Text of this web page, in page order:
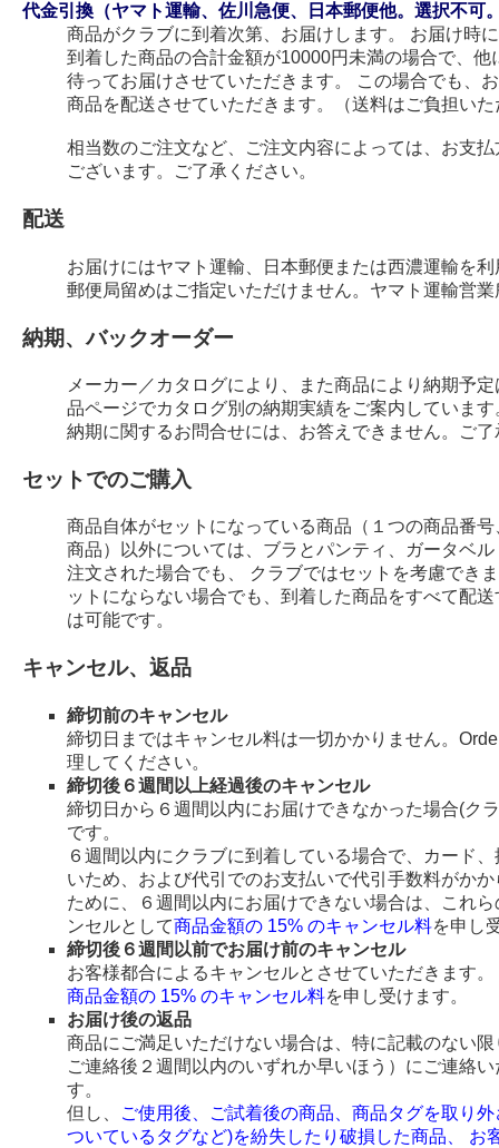
代金引換（ヤマト運輸、佐川急便、日本郵便他。選択不可
商品がクラブに到着次第、お届けします。 お届け時
到着した商品の合計金額が10000円未満の場合で、
待ってお届けさせていただきます。 この場合でも、
商品を配送させていただきます。（送料はご負担い
相当数のご注文など、ご注文内容によっては、お支
ございます。ご了承ください。
配送
お届けにはヤマト運輸、日本郵便または西濃運輸を
郵便局留めはご指定いただけません。ヤマト運輸営
納期、バックオーダー
メーカー／カタログにより、また商品により納期予
品ページでカタログ別の納期実績をご案内しています
納期に関するお問合せには、お答えできません。ご
セットでのご購入
商品自体がセットになっている商品（１つの商品番
商品）以外については、ブラとパンティ、ガータベ
注文された場合でも、 クラブではセットを考慮でき
ットにならない場合でも、到着した商品をすべて配
は可能です。
キャンセル、返品
締切前のキャンセル
締切日まではキャンセル料は一切かかりません。
理してください。
締切後６週間以上経過後のキャンセル
締切日から６週間以内にお届けできなかった場合(ク
です。
６週間以内にクラブに到着している場合で、カード
いため、および代引でのお支払いで代引手数料がか
ために、６週間以内にお届けできない場合は、これ
ンセルとして商品金額の 15% のキャンセル料を申し
締切後６週間以前でお届け前のキャンセル
お客様都合によるキャンセルとさせていただきます。
商品金額の 15% のキャンセル料を申し受けます。
お届け後の返品
商品にご満足いただけない場合は、特に記載のない
ご連絡後２週間以内のいずれか早いほう）にご連絡
す。
但し、
ご使用後、ご試着後の商品、商品タグを取り
ついているタグなど)を紛失したり破損した商品、